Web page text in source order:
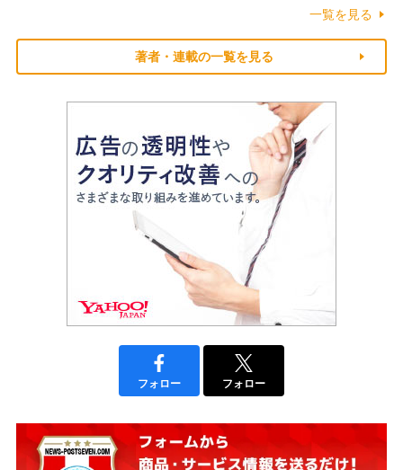
一覧を見る
著者・連載の一覧を見る
フォロー フォロー